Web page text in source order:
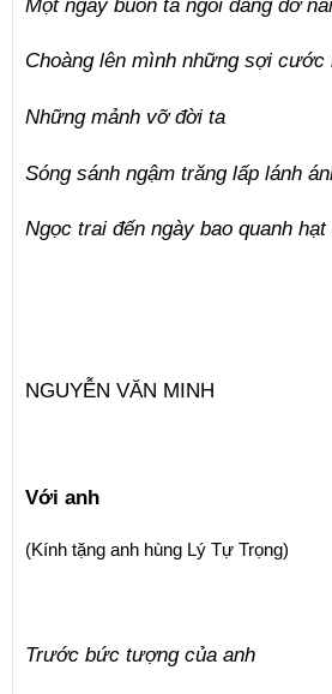
Choàng lên mình những sợi cước
Những mảnh vỡ đời ta
Sóng sánh ngậm trăng lấp lánh
Ngọc trai đến ngày bao quanh
Đông
NGUYỄN VĂN MINH
Với anh
(Kính tặng anh hùng Lý Tự Trọng)
Trước bức tượng của anh